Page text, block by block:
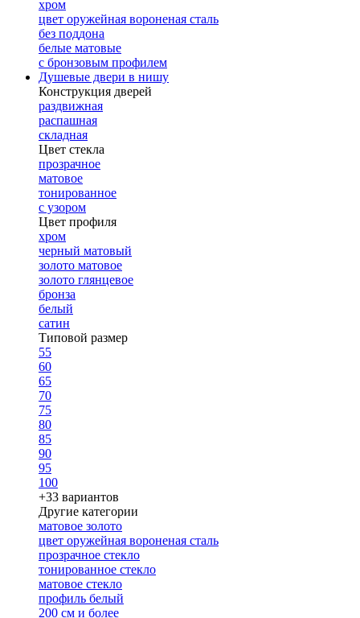
хром
цвет оружейная вороненая сталь
без поддона
белые матовые
с бронзовым профилем
Душевые двери в нишу
Конструкция дверей
раздвижная
распашная
складная
Цвет стекла
прозрачное
матовое
тонированное
с узором
Цвет профиля
хром
черный матовый
золото матовое
золото глянцевое
бронза
белый
сатин
Типовой размер
55
60
65
70
75
80
85
90
95
100
+33 вариантов
Другие категории
матовое золото
цвет оружейная вороненая сталь
прозрачное стекло
тонированное стекло
матовое стекло
профиль белый
200 см и более